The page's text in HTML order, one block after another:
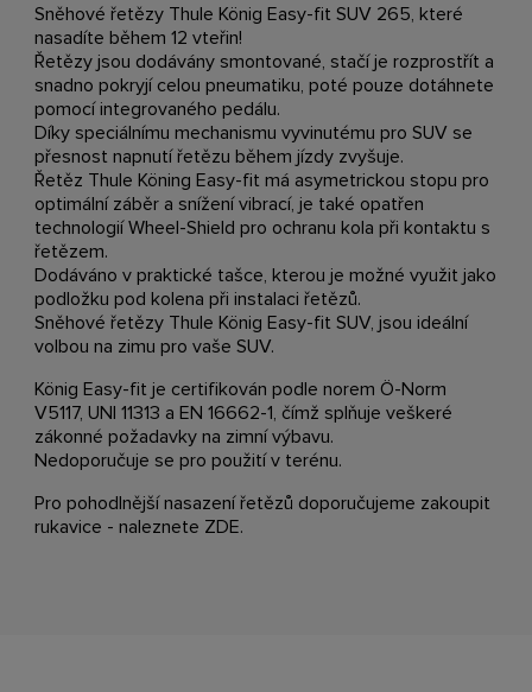
Sněhové řetězy Thule König Easy-fit SUV 265, které
nasadíte během 12 vteřin!
Řetězy jsou dodávány smontované, stačí je rozprostřít a
snadno pokryjí celou pneumatiku, poté pouze dotáhnete
pomocí integrovaného pedálu.
Díky speciálnímu mechanismu vyvinutému pro SUV se
přesnost napnutí řetězu během jízdy zvyšuje.
Řetěz Thule Köning Easy-fit má asymetrickou stopu pro
optimální záběr a snížení vibrací, je také opatřen
technologií Wheel-Shield pro ochranu kola při kontaktu s
řetězem.
Dodáváno v praktické tašce, kterou je možné využit jako
podložku pod kolena při instalaci řetězů.
Sněhové řetězy Thule König Easy-fit SUV, jsou ideální
volbou na zimu pro vaše SUV.
König Easy-fit je certifikován podle norem Ö-Norm
V5117, UNI 11313 a EN 16662-1, čímž splňuje veškeré
zákonné požadavky na zimní výbavu.
Nedoporučuje se pro použití v terénu.
Pro pohodlnější nasazení řetězů doporučujeme zakoupit
rukavice - naleznete ZDE.